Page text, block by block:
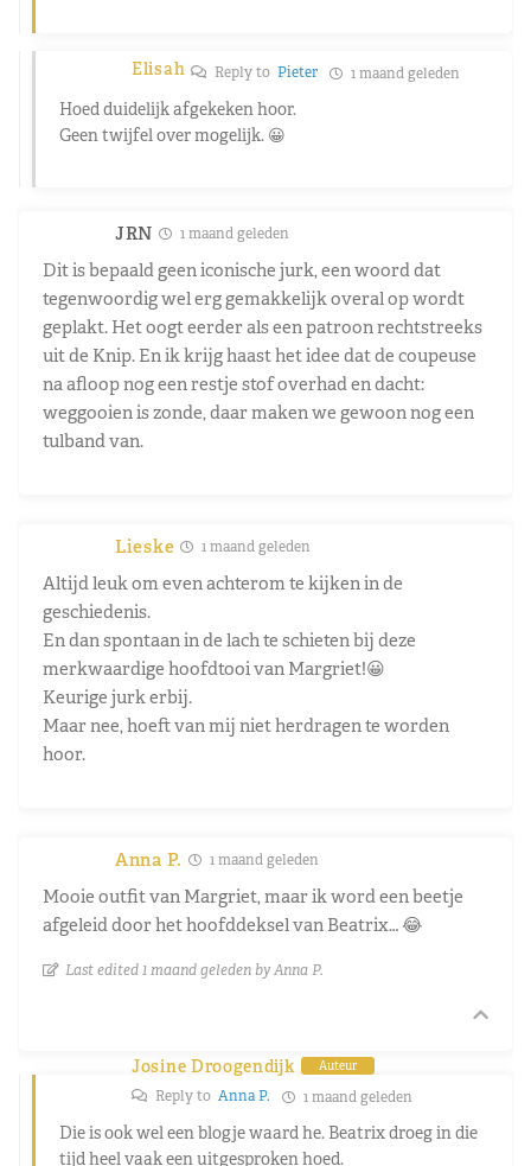
Elisah Reply toPieter 1 maand geleden
Hoed duidelijk afgekeken hoor.
Geen twijfel over mogelijk. 😀
JRN 1 maand geleden
Dit is bepaald geen iconische jurk, een woord dat
tegenwoordig wel erg gemakkelijk overal op wordt
geplakt. Het oogt eerder als een patroon rechtstreeks
uit de Knip. En ik krijg haast het idee dat de coupeuse
na afloop nog een restje stof overhad en dacht:
weggooien is zonde, daar maken we gewoon nog een
tulband van.
Lieske 1 maand geleden
Altijd leuk om even achterom te kijken in de
geschiedenis.
En dan spontaan in de lach te schieten bij deze
merkwaardige hoofdtooi van Margriet!😀
Keurige jurk erbij.
Maar nee, hoeft van mij niet herdragen te worden
hoor.
Anna P. 1 maand geleden
Mooie outfit van Margriet, maar ik word een beetje
afgeleid door het hoofddeksel van Beatrix… 😂
Last edited 1 maand geleden by Anna P.
Josine Droogendijk Auteur
Reply to Anna P. 1 maand geleden
Die is ook wel een blogje waard he. Beatrix droeg in die
tijd heel vaak een uitgesproken hoed.